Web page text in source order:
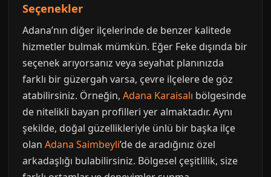
Seçenekler
Adana’nın diğer ilçelerinde de benzer kalitede
hizmetler bulmak mümkün. Eğer Feke dışında bir
seçenek arıyorsanız veya seyahat planınızda
farklı bir güzergah varsa, çevre ilçelere de göz
atabilirsiniz. Örneğin, Adana Karaisalı bölgesinde
de nitelikli bayan profilleri yer almaktadır. Aynı
şekilde, doğal güzellikleriyle ünlü bir başka ilçe
olan Adana Saimbeyli’de de aradığınız özel
arkadaşlığı bulabilirsiniz. Bölgesel çeşitlilik, size